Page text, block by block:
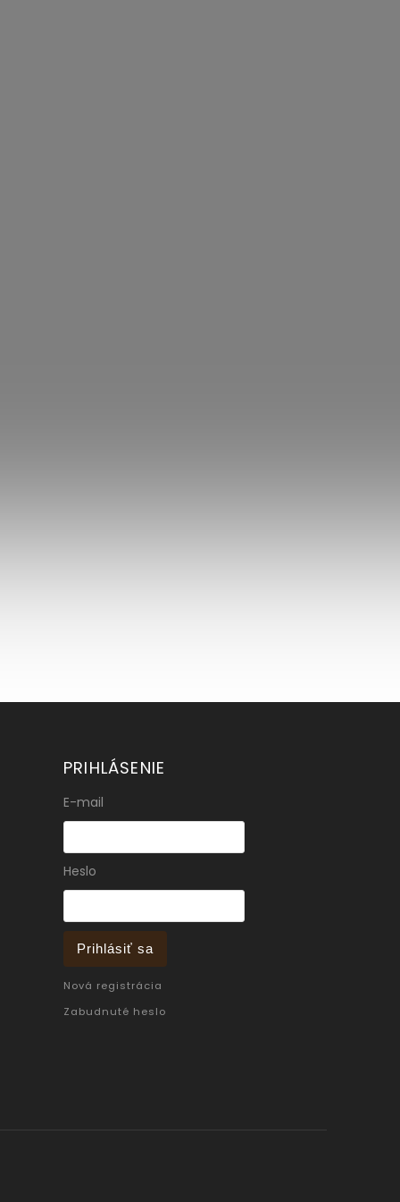
PRIHLÁSENIE
E-mail
Heslo
Prihlásiť sa
Nová registrácia
Zabudnuté heslo